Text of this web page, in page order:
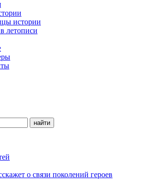
истории
летописи
о связи поколений героев